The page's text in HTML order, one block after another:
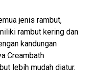
jenis rambut,
rambut kering dan
kandungan
Creambath
lebih mudah diatur.